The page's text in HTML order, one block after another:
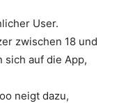
User.
zwischen 18 und
sich auf die App,
neigt dazu,